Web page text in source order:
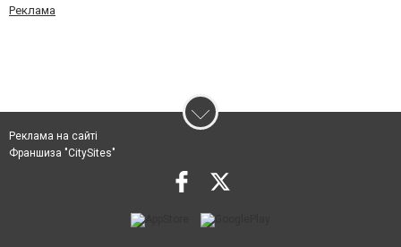
Реклама
Реклама на сайті
Франшиза "CitySites"